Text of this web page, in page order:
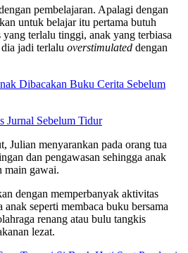
pembelajaran. Apalagi dengan
untuk belajar itu pertama butuh
terlalu tinggi, anak yang terbiasa
jadi terlalu overstimulated dengan
Dibacakan Buku Cerita Sebelum
Jurnal Sebelum Tidur
Julian menyarankan pada orang tua
dan pengawasan sehingga anak
main gawai.
dengan memperbanyak aktivitas
seperti membaca buku bersama
renang atau bulu tangkis
lezat.